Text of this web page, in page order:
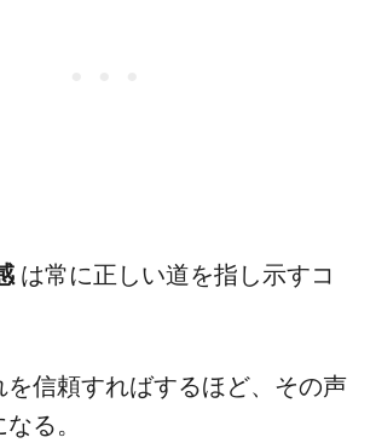
は常に正しい道を指し示すコ
を信頼すればするほど、その声
る。